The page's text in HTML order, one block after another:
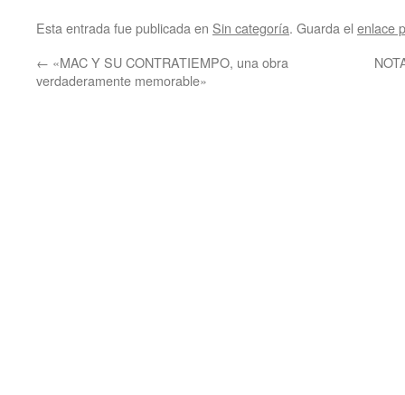
Esta entrada fue publicada en Sin categoría. Guarda el enlace
← «MAC Y SU CONTRATIEMPO, una obra
verdaderamente memorable»